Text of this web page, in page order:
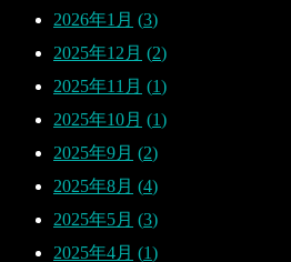
2026年1月
3
2025年12月
2
2025年11月
1
2025年10月
1
2025年9月
2
2025年8月
4
2025年5月
3
2025年4月
1